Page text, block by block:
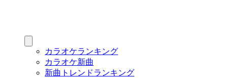
カラオケランキング
カラオケ新曲
新曲トレンドランキング